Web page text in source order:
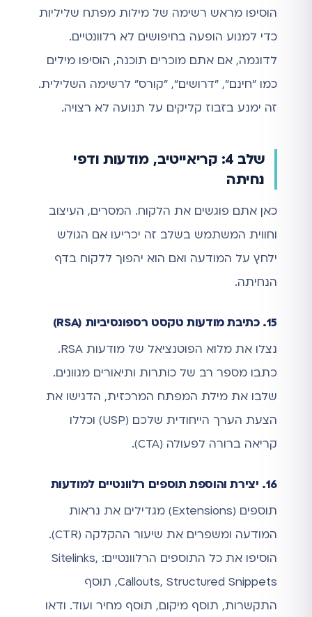
הוסיפו מראש רשימה של מילות מפתח שליליות
כדי למנוע הופעה בחיפושים לא רלוונטיים.
לדוגמה, אם אתם מוכרים תוכנה, הוסיפו מילים
כמו "חינם", "דרושים", "קורס" לרשימה השלילית.
זה ימנע בזבוז קליקים על תנועה לא רצויה.
שלב 4: קריאייטיב, מודעות ודפי
נחיתה
כאן אתם פוגשים את הלקוח. המסרים, העיצוב
וחווית המשתמש בשלב זה יכריעו אם הגולש
ילחץ על המודעה ואם הוא יהפוך ללקוח בדף
הנחיתה.
15. כתיבת מודעות טקסט רספונסיביות (RSA)
נצלו את מלוא הפוטנציאל של מודעות RSA.
כתבו מספר רב של כותרות ותיאורים מגוונים.
שלבו את מילת המפתח המרכזית, הדגישו את
הצעת הערך הייחודית שלכם (USP) וכללו
קריאה ברורה לפעולה (CTA).
16. יצירת והוספת תוספים רלוונטיים למודעות
תוספים (Extensions) מגדילים את נראות
המודעה ומשפרים את שיעור ההקלקה (CTR).
הוסיפו את כל התוספים הרלוונטיים: Sitelinks,
Callouts, Structured Snippets, תוסף
התקשרות, תוסף מיקום, תוסף מחיר ועוד. ודאו